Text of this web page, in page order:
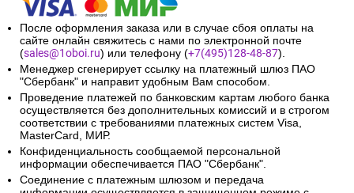
После оформления заказа или в случае сбоя оплаты на
сайте онлайн свяжитесь с нами по электронной почте
(sales@1oboi.ru) или телефону (+7(495)128-48-87).
Менеджер сгенерирует ссылку на платежный шлюз ПАО
"Сбербанк" и направит удобным Вам способом.
Проведение платежей по банковским картам любого банка
осуществляется без дополнительных комиссий и в строгом
соответствии с требованиями платежных систем Visa,
MasterCard, МИР.
Конфиденциальность сообщаемой персональной
информации обеспечивается ПАО "Сбербанк".
Соединение с платежным шлюзом и передача